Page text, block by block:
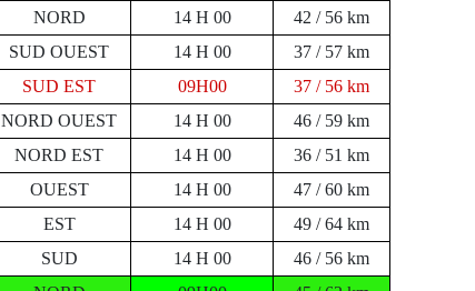
NORD 14 H 00
42 / 56 km
SUD OUEST 14 H 00
37 / 57 km
SUD EST 09H00
37 / 56 km
NORD OUEST 14 H 00
46 / 59 km
NORD EST 14 H 00
36 / 51 km
OUEST 14 H 00
47 / 60 km
EST 14 H 00
49 / 64 km
SUD 14 H 00
46 / 56 km